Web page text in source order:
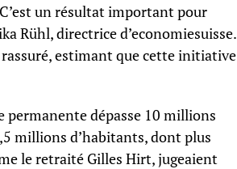
un résultat important pour
Rühl, directrice d’economiesuisse.
estimant que cette initiative
permanente dépasse 10 millions
millions d’habitants, dont plus
le retraité Gilles Hirt, jugeaient